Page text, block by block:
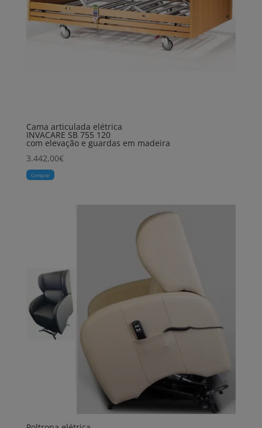
Cama articulada elétrica
INVACARE SB 755 120
com elevação e guardas em madeira
3.442,00€
Comprar